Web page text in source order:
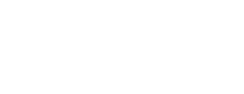
connaitre ses habitudes…
de réaliser un virement important au profit